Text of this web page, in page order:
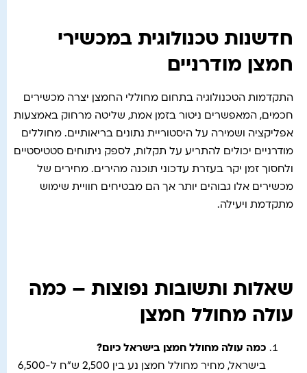
חדשנות טכנולוגית במכשירי
חמצן מודרניים
התקדמות הטכנולוגיה בתחום מחוללי החמצן יצרה מכשירים
חכמים, המאפשרים ניטור בזמן אמת, שליטה מרחוק באמצעות
אפליקציה ושמירה על היסטוריית נתונים בריאותיים. מחוללים
מודרניים יכולים להתריע על תקלות, לספק ניתוחים סטטיסטיים
ולחסוך זמן יקר בעזרת עדכוני תוכנה מהירים. מחירים של
מכשירים אלו גבוהים יותר אך הם מבטיחים חוויית שימוש
מתקדמת ויעילה.
שאלות ותשובות נפוצות – כמה
עולה מחולל חמצן
כמה עולה מחולל חמצן בישראל כיום ?
בישראל, מחיר מחולל חמצן נע בין 2,500 ש"ח ל-6,500